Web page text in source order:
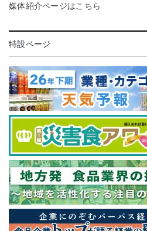
媒体紹介ページはこちら
特設ページ